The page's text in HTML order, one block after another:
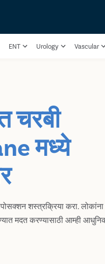
ENT Urology Vascular
चरबी
मध्ये
शस्त्रक्रिया करा.
मदत करण्यासाठी आम्ही